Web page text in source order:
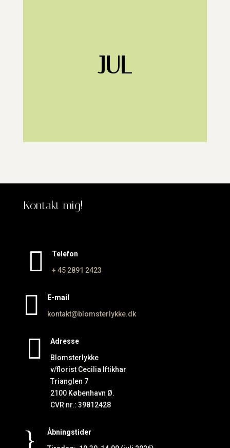
JUL
Kontakt mig!

Telefon
+ 45 2891 2423

E-mail
kontakt@blomsterlykke.dk

Adresse
Blomsterlykke
v/florist Cecilia Iftikhar
Trianglen 7
2100 København Ø.
CVR nr.: 39812428
}
Åbningstider